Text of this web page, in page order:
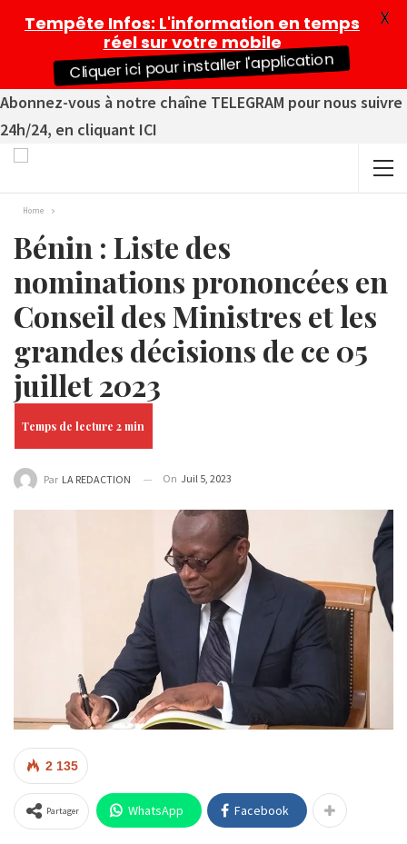
Abonnez-vous à notre chaîne TELEGRAM pour nous suivre
24h/24, en cliquant ICI
Home
Bénin : Liste des
nominations prononcées en
Conseil des Ministres et les
grandes décisions de ce 05
juillet 2023
Par LA REDACTION On Juil 5, 2023
2 135
Partager WhatsApp Facebook
Tempête Infos: L'information en temps
réel sur votre mobile
Cliquer ici pour installer l'application
X